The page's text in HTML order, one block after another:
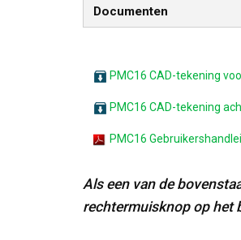
Documenten
PMC16 CAD-tekening
PMC16 CAD-tekening
PMC16
Als een van de
rechtermuisknop op het